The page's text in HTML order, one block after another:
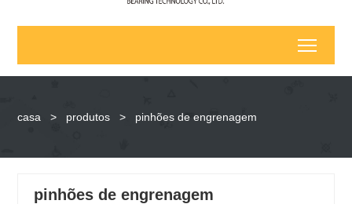
casa > produtos > pinhões de engrenagem
pinhões de engrenagem